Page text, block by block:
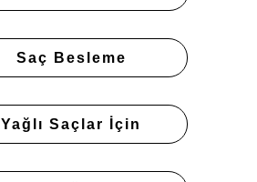
Saç Besleme
Yağlı Saçlar İçin